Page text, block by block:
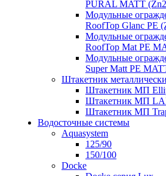
PURAL MATT
Модульные
RoofTop Glanc PE
Модульные
RoofTop Mat PE
Модульные
Super Matt PE
Штакетник
Штакетник МП
Штакетник МП
Штакетник МП
Водосточные системы
Aquasystem
125/90
150/100
Docke